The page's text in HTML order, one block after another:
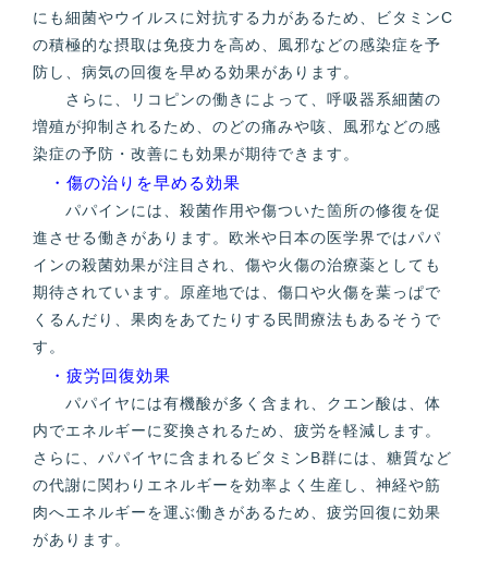
にも細菌やウイルスに対抗する力があるため、ビタミンC
の積極的な摂取は免疫力を高め、風邪などの感染症を予
防し、病気の回復を早める効果があります。
さらに、リコピンの働きによって、呼吸器系細菌の
増殖が抑制されるため、のどの痛みや咳、風邪などの感
染症の予防・改善にも効果が期待できます。
・傷の治りを早める効果
パパインには、殺菌作用や傷ついた箇所の修復を促
進させる働きがあります。欧米や日本の医学界ではパパ
インの殺菌効果が注目され、傷や火傷の治療薬としても
期待されています。原産地では、傷口や火傷を葉っぱで
くるんだり、果肉をあてたりする民間療法もあるそうで
す。
・疲労回復効果
パパイヤには有機酸が多く含まれ、クエン酸は、体
内でエネルギーに変換されるため、疲労を軽減します。
さらに、パパイヤに含まれるビタミンB群には、糖質など
の代謝に関わりエネルギーを効率よく生産し、神経や筋
肉へエネルギーを運ぶ働きがあるため、疲労回復に効果
があります。